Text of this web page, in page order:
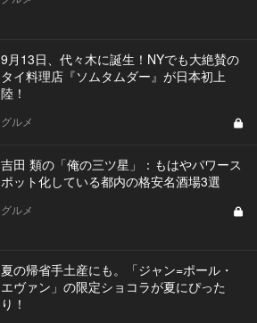
9月13日、代々木に誕生！NYでも大絶賛の
タイ料理店『ソムタムダー』が日本初上
陸！
グルメ
吉田 類の「俺の三ツ星」：もはやパワース
ポット化している都内の格安名酒場3選
グルメ
夏の帰省手土産にも。「ジャン=ポール・
エヴァン」の限定ショコラが夏にぴった
り！